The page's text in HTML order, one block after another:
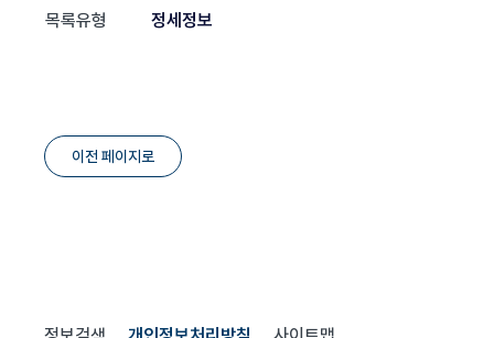
목록유형
정세정보
이전 페이지로